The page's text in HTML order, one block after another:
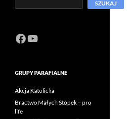
SZUKAJ
Facebook
https://
GRUPY PARAFIALNE
Akcja Katolicka
Bractwo Małych Stópek – pro
life